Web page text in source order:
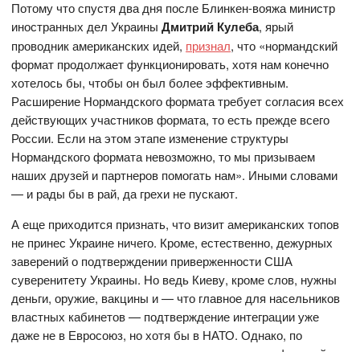
Потому что спустя два дня после Блинкен-вояжа министр
иностранных дел УкраиныДмитрий Кулеба, ярый
проводник американских идей, признал, что «нормандский
формат продолжает функционировать, хотя нам конечно
хотелось бы, чтобы он был более эффективным.
Расширение Нормандского формата требует согласия всех
действующих участников формата, то есть прежде всего
России. Если на этом этапе изменение структуры
Нормандского формата невозможно, то мы призываем
наших друзей и партнеров помогать нам». Иными словами
— и рады бы в рай, да грехи не пускают.
А еще приходится признать, что визит американских топов
не принес Украине ничего. Кроме, естественно, дежурных
заверений о подтверждении приверженности США
суверенитету Украины. Но ведь Киеву, кроме слов, нужны
деньги, оружие, вакцины и — что главное для насельников
властных кабинетов — подтверждение интеграции уже
даже не в Евросоюз, но хотя бы в НАТО. Однако, по